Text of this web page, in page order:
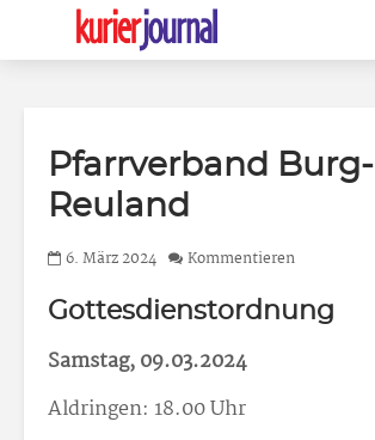
Pfarrverband Burg-
Reuland
6. März 2024 Kommentieren
Gottesdienstordnung
Samstag, 09.03.2024
Aldringen: 18.00 Uhr